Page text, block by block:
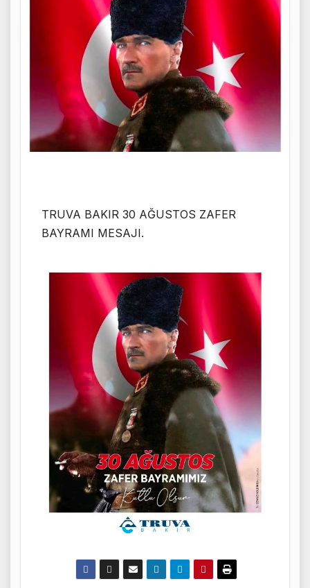
TRUVA BAKIR 30 AĞUSTOS ZAFER
BAYRAMI MESAJI.